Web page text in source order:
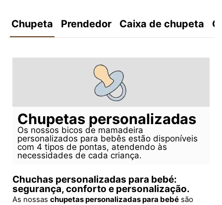
Chupeta Prendedor Caixa de chupeta
Chupetas personalizadas
Os nossos bicos de mamadeira
personalizados para bebês estão disponíveis
com 4 tipos de pontas, atendendo às
necessidades de cada criança.
Chuchas personalizadas para bebé:
segurança, conforto e personalização.
As nossas chupetas personalizadas para bebé são